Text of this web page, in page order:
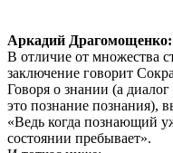
Аркадий Драгомощенко:
В отличие от множества
заключение говорит
Говоря о знании (а
это познание познания),
«Ведь когда познающий
состоянии пребывает».